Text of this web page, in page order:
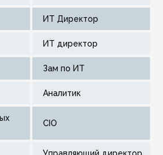
ИТ Директор
ИТ директор
зам по ИТ
Аналитик
CIO